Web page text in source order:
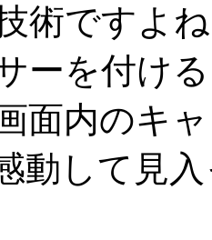
術ですよ
ーを付け
面内のキ
動して見